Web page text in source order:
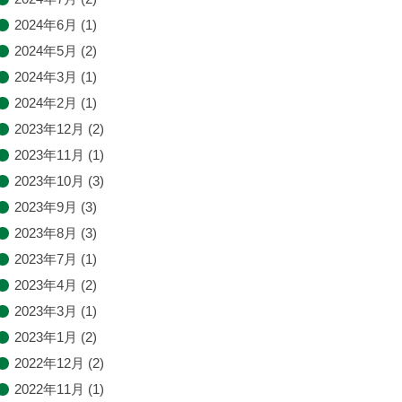
2024年6月 (1)
2024年5月 (2)
2024年3月 (1)
2024年2月 (1)
2023年12月 (2)
2023年11月 (1)
2023年10月 (3)
2023年9月 (3)
2023年8月 (3)
2023年7月 (1)
2023年4月 (2)
2023年3月 (1)
2023年1月 (2)
2022年12月 (2)
2022年11月 (1)